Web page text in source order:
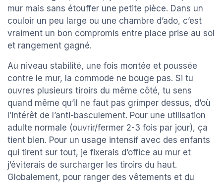
mur mais sans étouffer une petite pièce. Dans un
couloir un peu large ou une chambre d’ado, c’est
vraiment un bon compromis entre place prise au sol
et rangement gagné.
Au niveau stabilité, une fois montée et poussée
contre le mur, la commode ne bouge pas. Si tu
ouvres plusieurs tiroirs du même côté, tu sens
quand même qu’il ne faut pas grimper dessus, d’où
l’intérêt de l’anti-basculement. Pour une utilisation
adulte normale (ouvrir/fermer 2-3 fois par jour), ça
tient bien. Pour un usage intensif avec des enfants
qui tirent sur tout, je fixerais d’office au mur et
j’éviterais de surcharger les tiroirs du haut.
Globalement, pour ranger des vêtements et du